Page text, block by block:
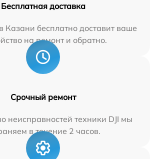
Бесплатная доставка
Казани бесплатно доставит ваше
на ремонт и обратно.
Срочный ремонт
неисправностей техники DJI мы
в течение 2 часов.